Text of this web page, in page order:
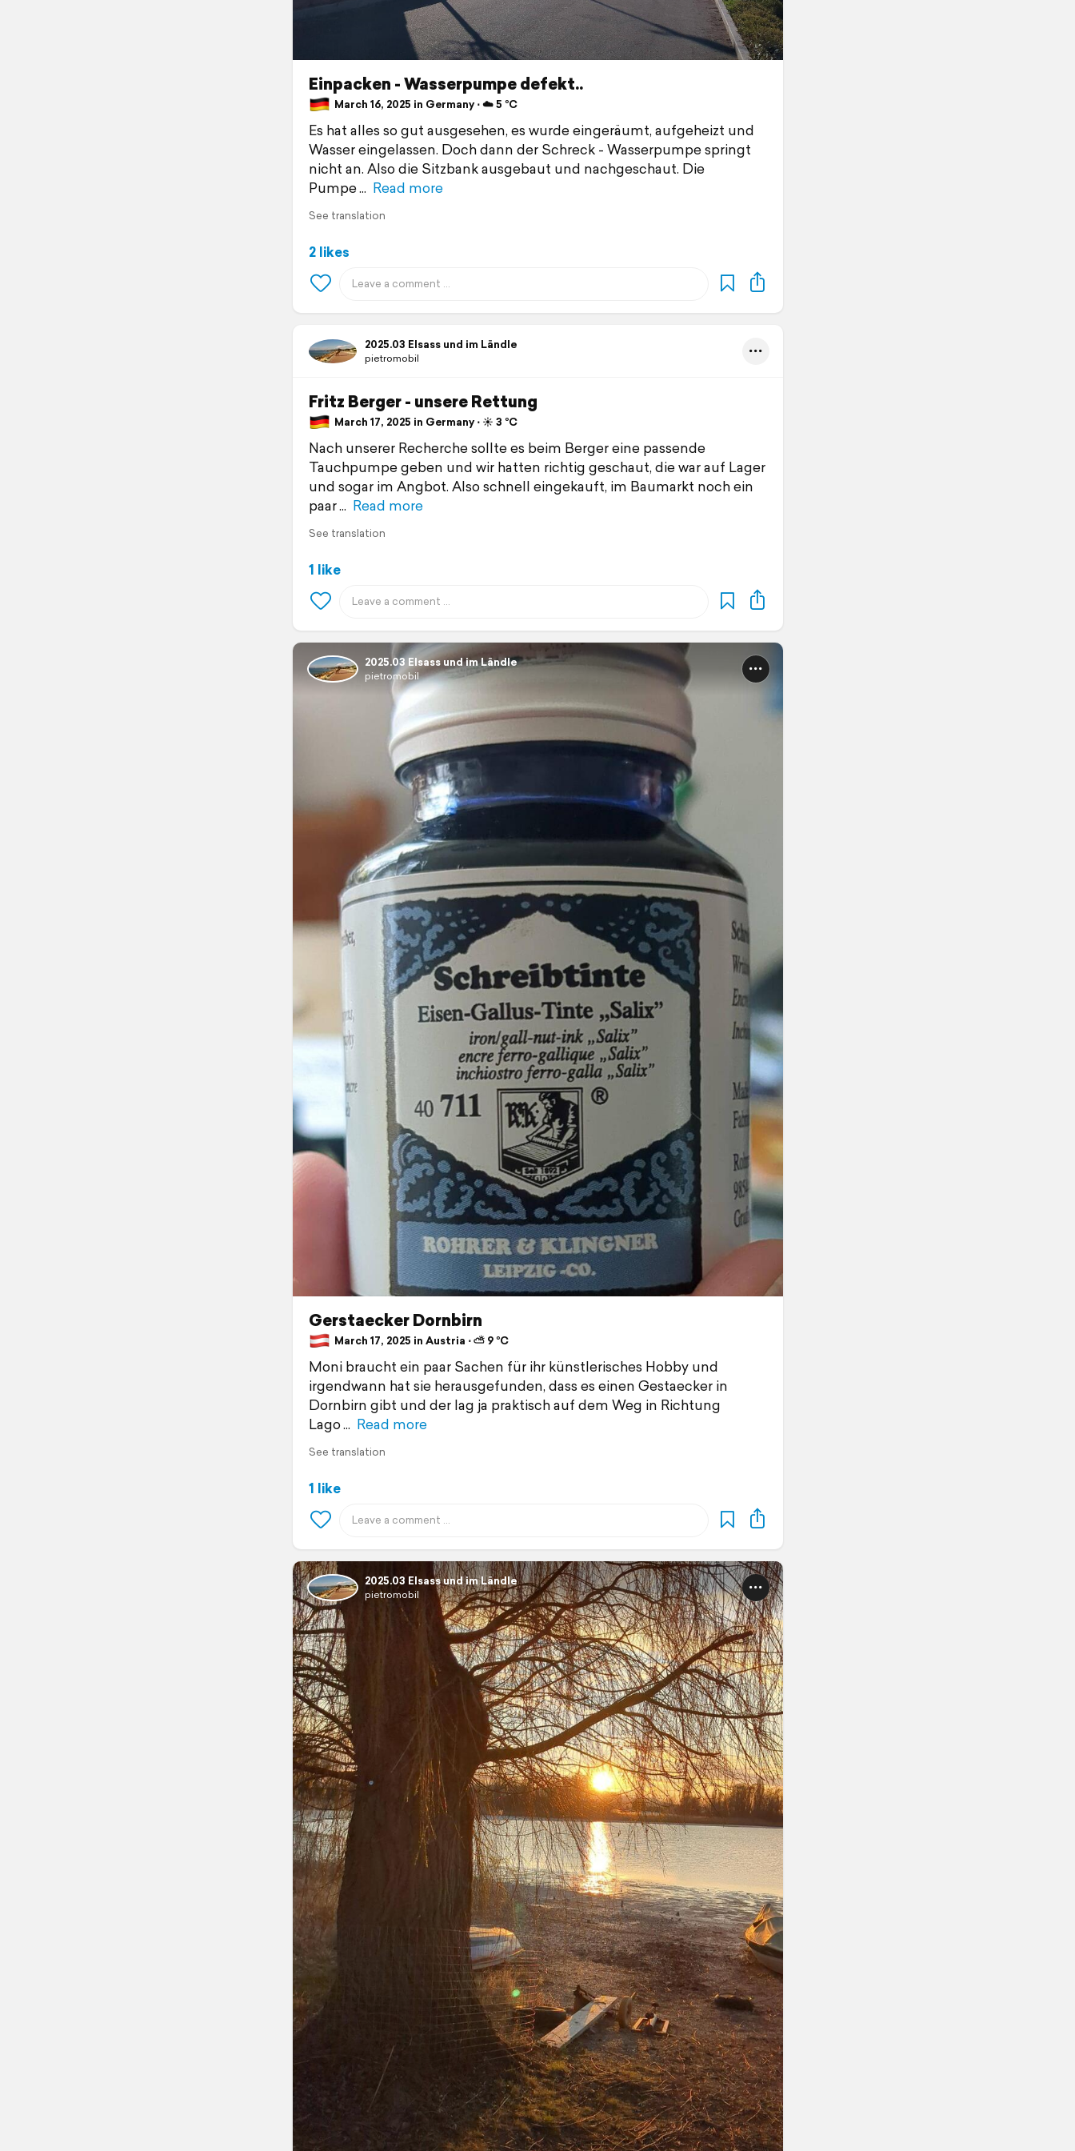
Einpacken - Wasserpumpe defekt..
March 16, 2025 in Germany ⋅ ☁️ 5 °C
Es hat alles so gut ausgesehen, es wurde eingeräumt, aufgeheizt und
Wasser eingelassen. Doch dann der Schreck - Wasserpumpe springt
nicht an. Also die Sitzbank ausgebaut und nachgeschaut. Die
Pumpe
Read more
See translation
2 likes
2025.03 Elsass und im Ländle
pietromobil
Fritz Berger - unsere Rettung
March 17, 2025 in Germany ⋅ ☀️ 3 °C
Nach unserer Recherche sollte es beim Berger eine passende
Tauchpumpe geben und wir hatten richtig geschaut, die war auf Lager
und sogar im Angbot. Also schnell eingekauft, im Baumarkt noch ein
paar
Read more
See translation
1 like
2025.03 Elsass und im Ländle
pietromobil
Gerstaecker Dornbirn
March 17, 2025 in Austria ⋅ ⛅ 9 °C
Moni braucht ein paar Sachen für ihr künstlerisches Hobby und
irgendwann hat sie herausgefunden, dass es einen Gestaecker in
Dornbirn gibt und der lag ja praktisch auf dem Weg in Richtung
Lago
Read more
See translation
1 like
2025.03 Elsass und im Ländle
pietromobil